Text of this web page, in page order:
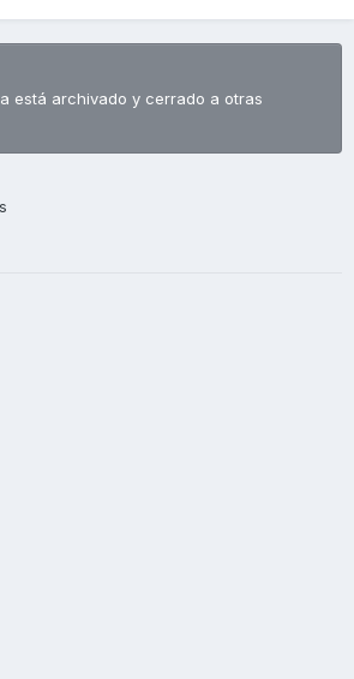
está archivado y cerrado a otras